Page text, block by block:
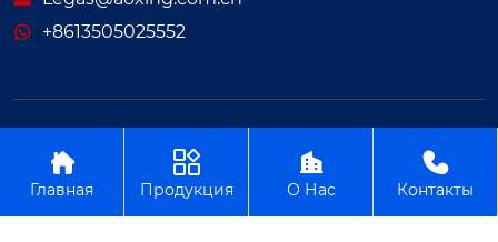
+8613505025552

Главная

Продукция

О Нас

Контакты